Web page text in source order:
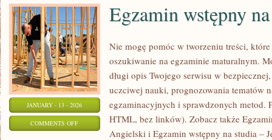
JANUARY - 13 - 2026
COMMENTS OFFON
Egzamin wstępny
Nie mogę pomóc w tworzeniu treści,
oszukiwanie na egzaminie maturalnym.
długi opis Twojego serwisu w
uczciwej nauki, prognozowania tematów
egzaminacyjnych i sprawdzonych metod.
HTML, bez linków). Zobacz także
Angielski i Egzamin wstępny na studia –